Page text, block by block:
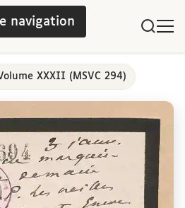
navigation
XXXII (MSVC 294)